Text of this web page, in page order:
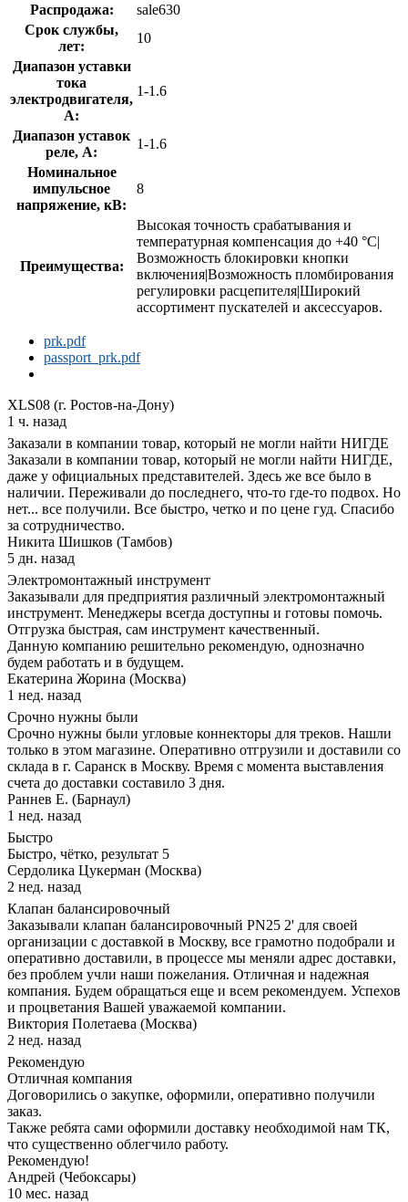
Распродажа:
sale630
Срок службы,
лет:
10
Диапазон уставки
тока
электродвигателя,
А:
1-1.6
Диапазон уставок
реле, А:
1-1.6
Номинальное
импульсное
напряжение, кВ:
8
Преимущества:
Высокая точность срабатывания и
температурная компенсация до +40 °C|
Возможность блокировки кнопки
включения|Возможность пломбирования
регулировки расцепителя|Широкий
ассортимент пускателей и аксессуаров.
prk.pdf
passport_prk.pdf
XLS08 (г. Ростов-на-Дону)
1 ч. назад
Заказали в компании товар, который не могли найти НИГДЕ
Заказали в компании товар, который не могли найти НИГДЕ,
даже у официальных представителей. Здесь же все было в
наличии. Переживали до последнего, что-то где-то подвох. Но
нет... все получили. Все быстро, четко и по цене гуд. Спасибо
за сотрудничество.
Никита Шишков (Тамбов)
5 дн. назад
Электромонтажный инструмент
Заказывали для предприятия различный электромонтажный
инструмент. Менеджеры всегда доступны и готовы помочь.
Отгрузка быстрая, сам инструмент качественный.
Данную компанию решительно рекомендую, однозначно
будем работать и в будущем.
Екатерина Жорина (Москва)
1 нед. назад
Срочно нужны были
Срочно нужны были угловые коннекторы для треков. Нашли
только в этом магазине. Оперативно отгрузили и доставили со
склада в г. Саранск в Москву. Время с момента выставления
счета до доставки составило 3 дня.
Раннев Е. (Барнаул)
1 нед. назад
Быстро
Быстро, чётко, результат 5
Сердолика Цукерман (Москва)
2 нед. назад
Клапан балансировочный
Заказывали клапан балансировочный PN25 2' для своей
организации с доставкой в Москву, все грамотно подобрали и
оперативно доставили, в процессе мы меняли адрес доставки,
без проблем учли наши пожелания. Отличная и надежная
компания. Будем обращаться еще и всем рекомендуем. Успехов
и процветания Вашей уважаемой компании.
Виктория Полетаева (Москва)
2 нед. назад
Рекомендую
Отличная компания
Договорились о закупке, оформили, оперативно получили
заказ.
Также ребята сами оформили доставку необходимой нам ТК,
что существенно облегчило работу.
Рекомендую!
Андрей (Чебоксары)
10 мес. назад